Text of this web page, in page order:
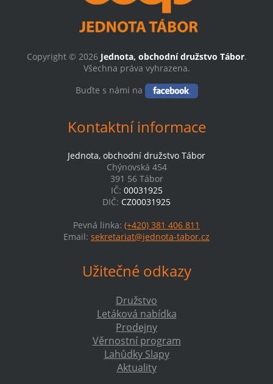
Copyright © 2026 Jednota, obchodní družstvo Tábor.
Všechna práva vyhrazena.
Buďte s námi na
Kontaktní informace
Jednota, obchodní družstvo Tábor
Chýnovská 454
391 56 Tábor
IČ: 00031925
DIČ: CZ00031925
Pevná linka: (+420) 381 406 811
Email: sekretariat@jednota-tabor.cz
Užitečné odkazy
Družstvo
Letáková nabídka
Prodejny
Věrnostní program
Lahůdky Slapy
Aktuality